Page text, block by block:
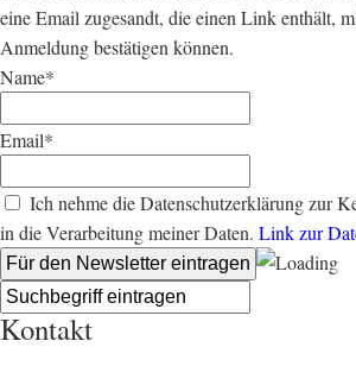
eine Email zugesandt, die einen Link enthält,
Anmeldung bestätigen können.
Name*
Email*
Ich nehme die Datenschutzerklärung zur
in die Verarbeitung meiner Daten. Link zur
Kontakt